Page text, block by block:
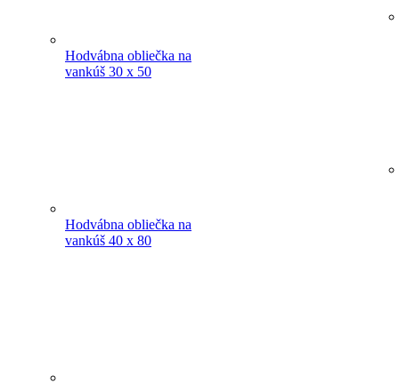
Hodvábna obliečka na
vankúš 30 x 50
Hodvábna obliečka na
vankúš 40 x 80